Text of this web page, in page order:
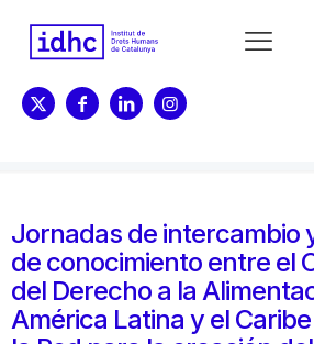
Jornadas de intercambio
de conocimiento entre el
del Derecho a la
América Latina y el